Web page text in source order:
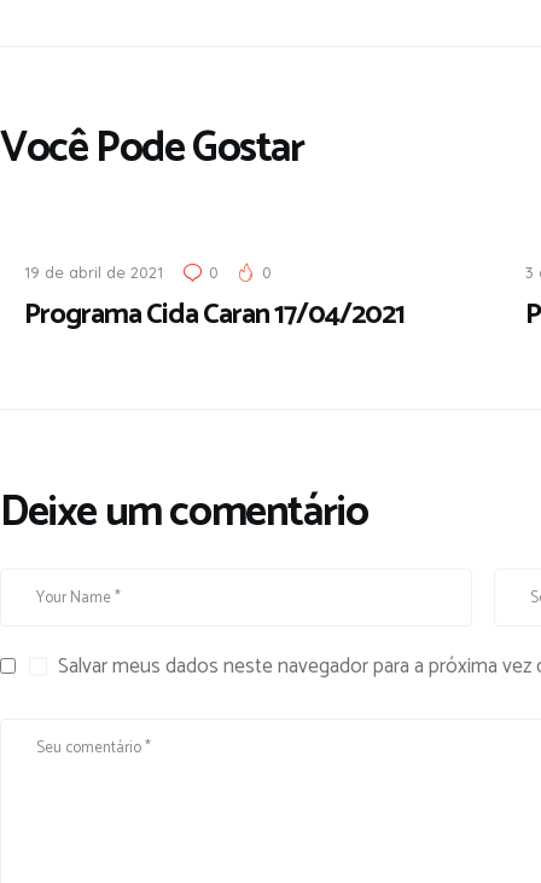
Você Pode Gostar
19 de abril de 2021 0 0
Programa Cida Caran 17/04/2021
3
Deixe um comentário
Salvar meus dados neste navegador para a próxima